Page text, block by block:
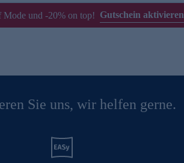
Mode und -20% on top! Gutschein aktivieren
Sie uns, wir helfen gerne.